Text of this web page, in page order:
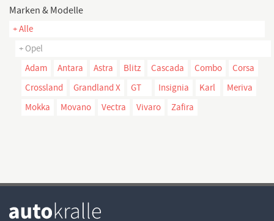
Marken & Modelle
+ Alle
+ Opel
Adam
Antara Astra Blitz Cascada Combo
Corsa
Crossland
Grandland X GT Insignia Karl
Meriva
Mokka
Movano Vectra Vivaro Zafira